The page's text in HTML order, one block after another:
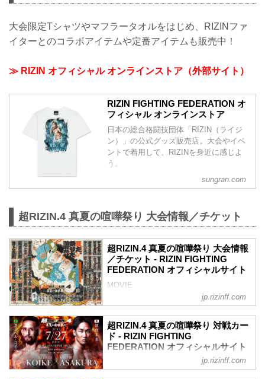
大会限定Tシャツやマフラータオルをはじめ、RIZINファ
イターとのコラボアイテムや定番アイテムも販売中！
≫ RIZIN オフィシャル オンラインストア（外部サイト）
RIZIN FIGHTING FEDERATION オ
フィシャル オンラインストア
日本の総合格闘技団体「RIZIN（ライジ
ン）」の公式グッズ販売店。大会やイベ
ントで着用して、RIZINを身近に感じよ
う。
sungran.com
超RIZIN.4 真夏の喧嘩祭り 大会情報／チケット
超RIZIN.4 真夏の喧嘩祭り 大会情報
／チケット - RIZIN FIGHTING
FEDERATION オフィシャルサイト
MOVIE
youtu.be
- YouTube
youtu.be
超RIZIN.4 真夏の喧嘩祭り 大会概要
開催日時
2025年7月27日（日）11:00開場／13:00開
jp.rizinff.com
超RIZIN.4 真夏の喧嘩祭り 対戦カー
ド - RIZIN FIGHTING
FEDERATION オフィシャルサイト
jp.rizinff.com